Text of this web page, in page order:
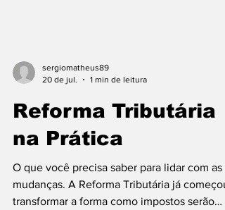
sergiomatheus89
Reforma Tributária
na Prática
O que você precisa saber para lidar com as
mudanças. A Reforma Tributária já começou